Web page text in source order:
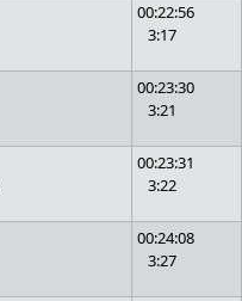
00:22:56
3:17
00:23:30
3:21
00:23:31
3:22
00:24:08
3:27